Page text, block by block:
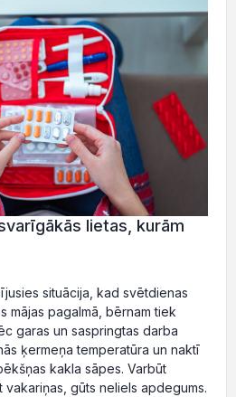
lietas, kurām
situācija, kad svētdienas
mājas pagalmā, bērnam tiek
garas un saspringtas darba
ķermeņa temperatūra un naktī
kakla sāpes. Varbūt
gūts neliels apdegums.